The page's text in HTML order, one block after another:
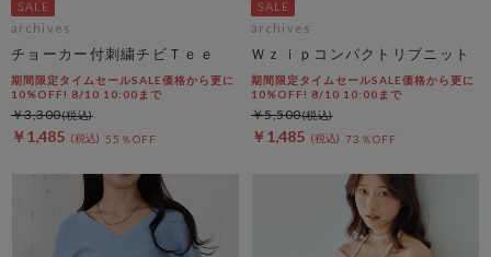
archives
チョーカー付刺繍チビＴｅｅ
期間限定タイムセールSALE価格から更に
10%OFF! 8/10 10:00まで
￥1,485 55％OFF
￥3,300
archives
Ｗｚｉｐコンパクトリブニット
期間限定タイムセールSALE価格から更に
10%OFF! 8/10 10:00まで
￥1,485 73％OFF
￥5,500